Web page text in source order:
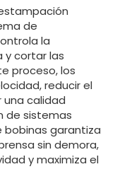
de
la
y cortar las
proceso, los
reducir el
una calidad
de sistemas
garantiza
sin demora,
y maximiza el